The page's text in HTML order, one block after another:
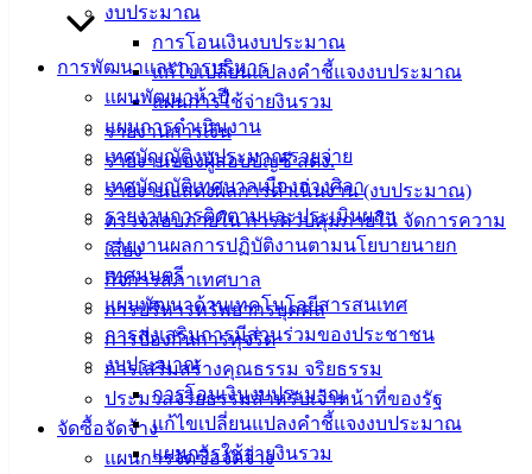
งบประมาณ
การโอนเงินงบประมาณ
แก้ไขเปลี่ยนแปลงคำชี้แจงงบประมาณ
แผนการใช้จ่ายงินรวม
รายงานการเงิน
รายงานของผู้สอบบัญชี สตง.
รายงานแสดงผลการดำเนินงาน (งบประมาณ)
ตรวจสอบภายใน การควบคุมภายใน จัดการความ
เสี่ยง
กิจการสภาเทศบาล
การบริหารทรัพยากรบุคคล
การป้องกันการทุจริต
การเสริมสร้างคุณธรรม จริยธรรม
ประมวลจริยธรรมสำหรับเจ้าหน้าที่ของรัฐ
จัดซื้อจัดจ้าง
แผนการจัดซื้อจัดจ้าง
การพัฒนาและการบริหาร
แผนพัฒนาห้าปี
แผนการดำเนินงาน
เทศบัญญัติงบประมาณรายจ่าย
เทศบัญญัติเทศบาลเมืองอ่างศิลา
รายงานการติดตามและประเมินผลฯ
รายงานผลการปฏิบัติงานตามนโยบายนายก
เทศมนตรี
แผนพัฒนาด้านเทคโนโลยีสารสนเทศ
การส่งเสริมการมีส่วนร่วมของประชาชน
งบประมาณ
การโอนเงินงบประมาณ
แก้ไขเปลี่ยนแปลงคำชี้แจงงบประมาณ
แผนการใช้จ่ายงินรวม
น่ารู้
ข้อมูล
ข่าวสาร
อิเล็กทรอนิกส์
องค์
ความรู้
(Knowledge
Management)
เทศบาล
สายตรง
นายก
ประวัติ